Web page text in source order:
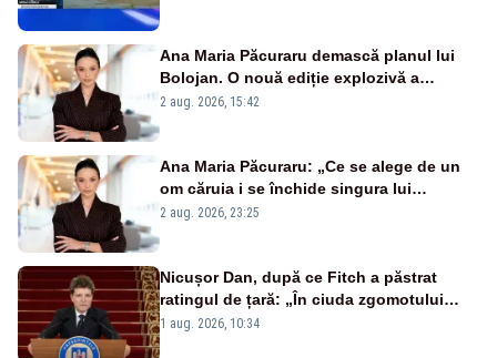
Ana Maria Păcuraru demască planul lui
Bolojan. O nouă ediție explozivă a
emisiunii „Miza Zilei” la Realitatea PLUS
2 aug. 2026, 15:42
Ana Maria Păcuraru: „Ce se alege de un
om căruia i se închide singura lui
portiță?”
2 aug. 2026, 23:25
Nicușor Dan, după ce Fitch a păstrat
ratingul de țară: „În ciuda zgomotului
politic, România funcționează”
1 aug. 2026, 10:34